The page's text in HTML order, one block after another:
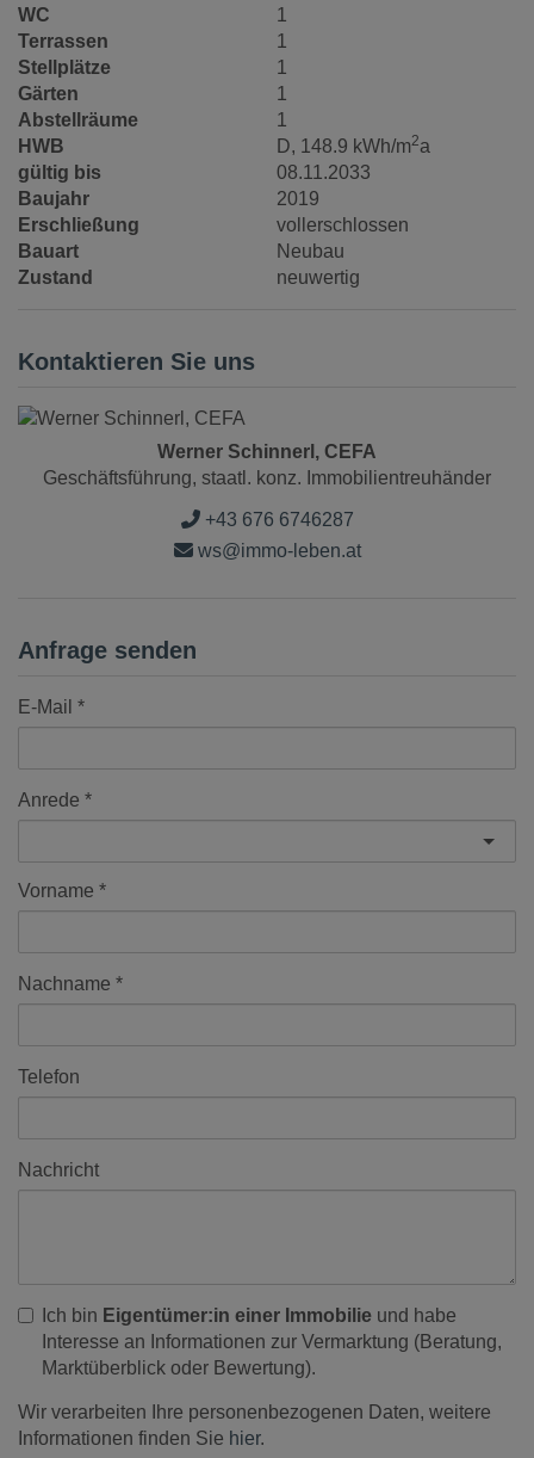
WC
1
Terrassen
1
Stellplätze
1
Gärten
1
Abstellräume
1
HWB
D, 148.9 kWh/m2a
gültig bis
08.11.2033
Baujahr
2019
Erschließung
vollerschlossen
Bauart
Neubau
Zustand
neuwertig
Kontaktieren Sie uns
Werner Schinnerl, CEFA
Geschäftsführung, staatl. konz. Immobilientreuhänder
+43 676 6746287
ws@immo-leben.at
Anfrage senden
E-Mail
Anrede
Vorname
Nachname
Telefon
Nachricht
Ich bin Eigentümer:in einer Immobilie und habe
Interesse an Informationen zur Vermarktung (Beratung,
Marktüberblick oder Bewertung).
Wir verarbeiten Ihre personenbezogenen Daten, weitere
Informationen finden Sie hier.